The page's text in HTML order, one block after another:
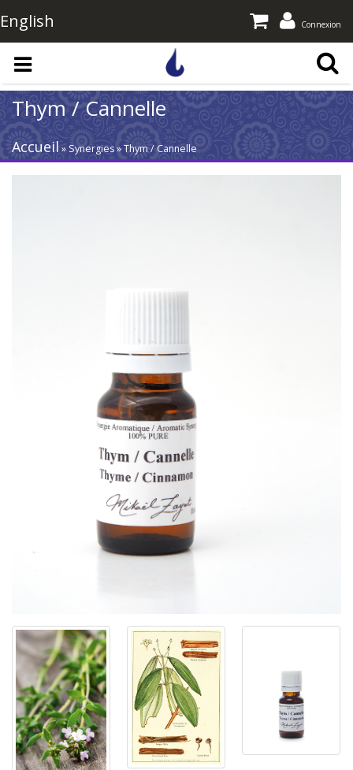
Aller au contenu principal
English Connexion
Thym / Cannelle
Accueil » Synergies » Thym / Cannelle